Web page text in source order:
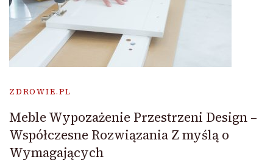
ZDROWIE.PL
Meble Wypozażenie Przestrzeni Design –
Współczesne Rozwiązania Z myślą o
Wymagających